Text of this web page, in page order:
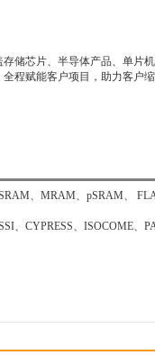
储芯片、半导体产品、单片
程赋能客户项目，助力客户
、MRAM、pSRAM、
CYPRESS、ISOCOME、